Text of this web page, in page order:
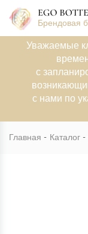
Брендовая
Уважаемые
с
с нами по
Главная Каталог